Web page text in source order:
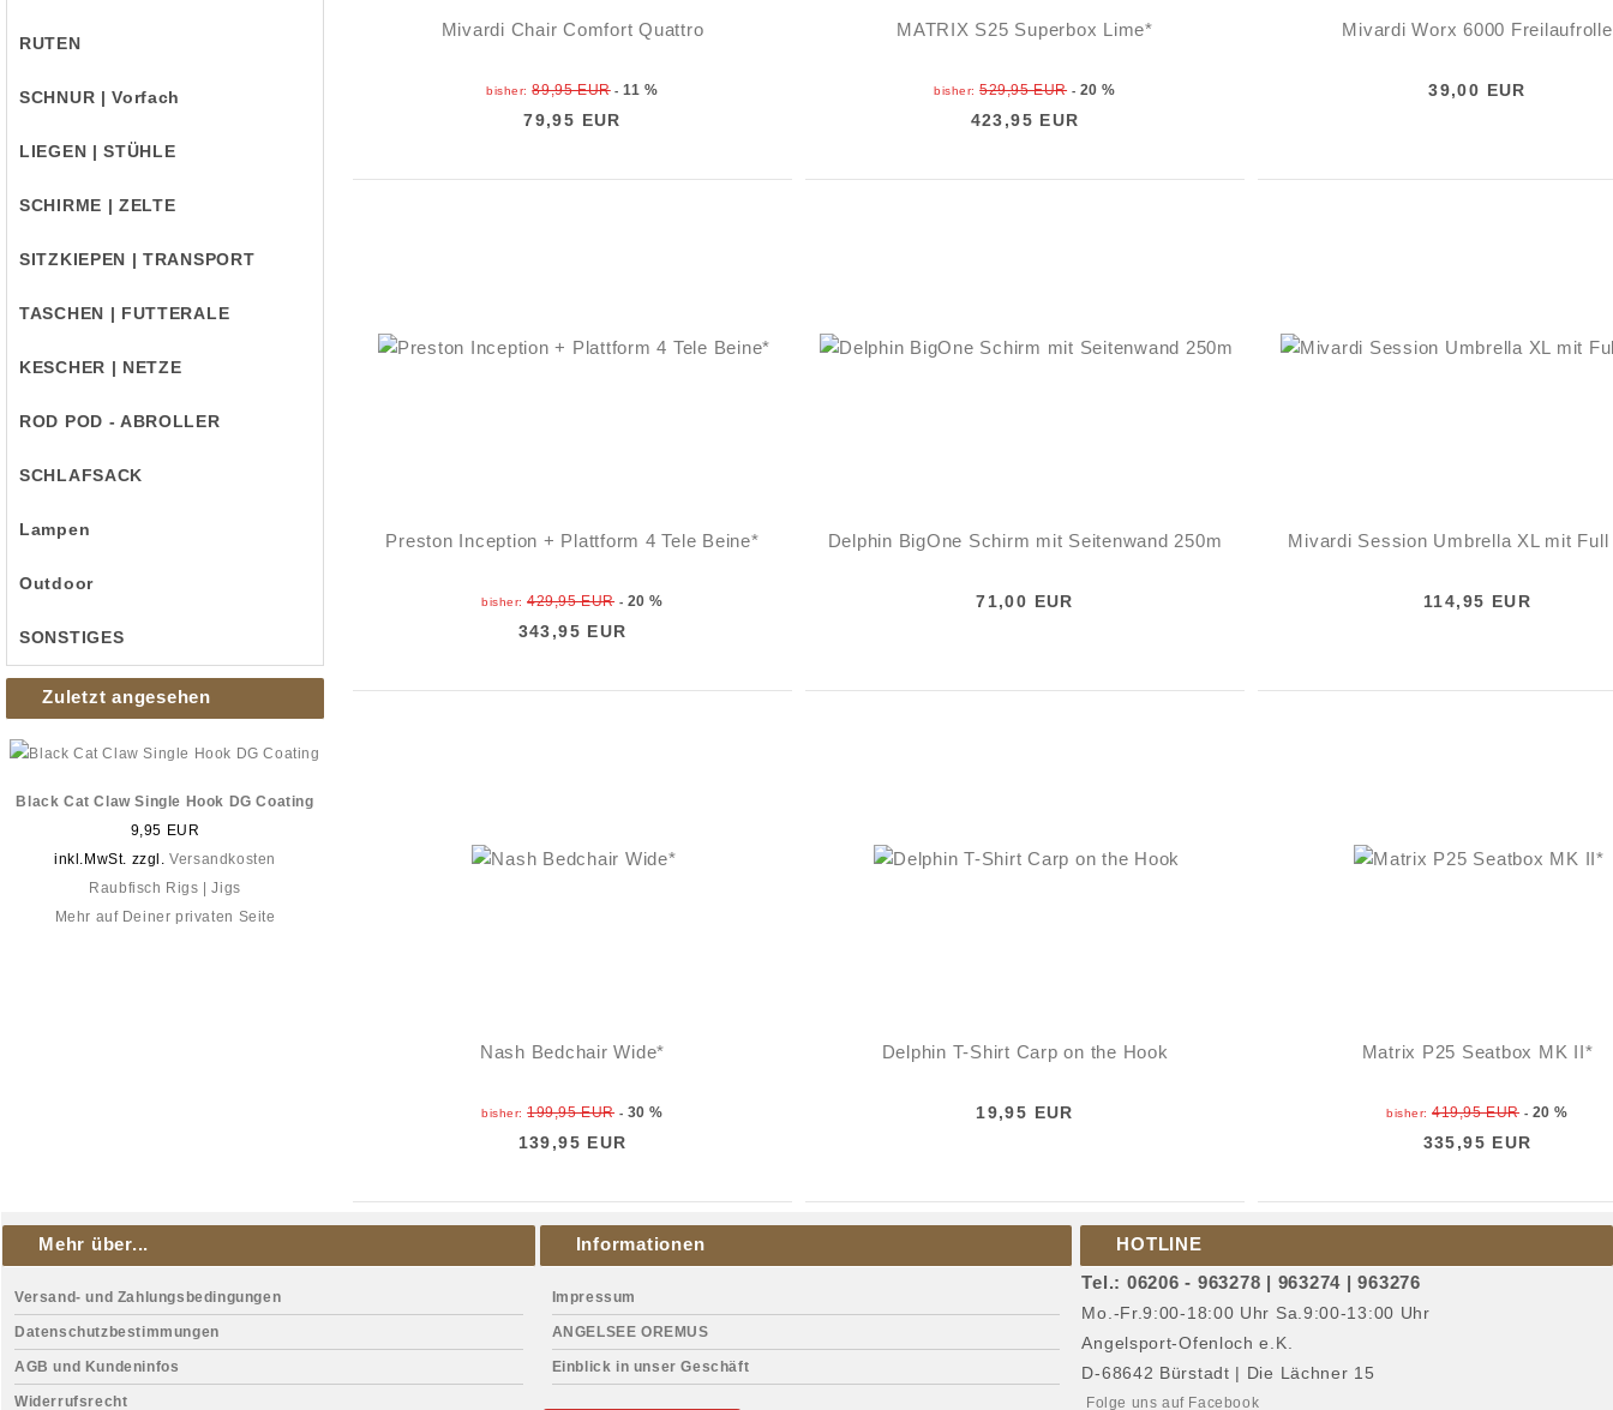
RUTEN
SCHNUR | Vorfach
LIEGEN | STÜHLE
SCHIRME | ZELTE
SITZKIEPEN | TRANSPORT
TASCHEN | FUTTERALE
KESCHER | NETZE
ROD POD - ABROLLER
SCHLAFSACK
Lampen
Outdoor
SONSTIGES
Zuletzt angesehen
Black Cat Claw Single Hook DG Coating
9,95 EUR
inkl.MwSt. zzgl.Versandkosten
Raubfisch Rigs | Jigs
Mehr auf Deiner privaten Seite
Mivardi Chair Comfort Quattro
bisher:89,95 EUR-11 %
79,95 EUR
MATRIX S25 Superbox Lime*
bisher:529,95 EUR - 20 %
423,95 EUR
Mivardi Worx 6000 Freilaufrolle
39,00 EUR
Preston Inception + Plattform 4 Tele Beine*
bisher:429,95 EUR - 20 %
343,95 EUR
Delphin BigOne Schirm mit Seitenwand 250m
71,00 EUR
Mivardi Session Umbrella XL mit
114,95 EUR
Nash Bedchair Wide*
bisher:199,95 EUR - 30 %
139,95 EUR
Delphin T-Shirt Carp on the Hook
19,95 EUR
Matrix P25 Seatbox MK II*
bisher:419,95 EUR - 20 %
335,95 EUR
Mehr über...
Versand- und Zahlungsbedingungen
Datenschutzbestimmungen
AGB und Kundeninfos
Widerrufsrecht
Informationen
Impressum
ANGELSEE OREMUS
Einblick in unser Geschäft
HOTLINE
Tel.: 06206 - 963278 | 963274 | 963276
Mo.-Fr.9:00-18:00 Uhr Sa.9:00-13:00 Uhr
Angelsport-Ofenloch e.K.
D-68642 Bürstadt | Die Lächner 15
Folge uns auf Facebook